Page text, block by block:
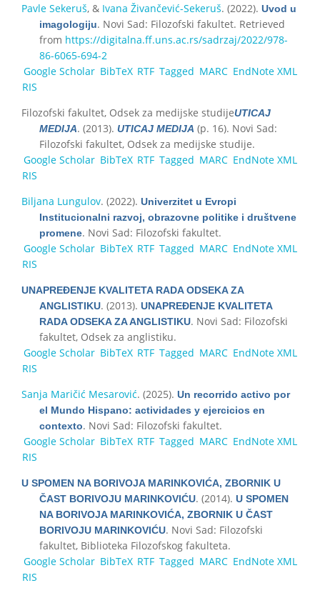
Pavle Sekeruš, & Ivana Živančević-Sekeruš. (2022). Uvod u
imagologiju. Novi Sad: Filozofski fakultet. Retrieved
from https://digitalna.ff.uns.ac.rs/sadrzaj/2022/978-
86-6065-694-2
Google Scholar BibTeX RTF Tagged MARC EndNote XML
RIS
Filozofski fakultet, Odsek za medijske studijeUTICAJ
MEDIJA. (2013). UTICAJ MEDIJA (p. 16). Novi Sad:
Filozofski fakultet, Odsek za medijske studije.
Google Scholar BibTeX RTF Tagged MARC EndNote XML
RIS
Biljana Lungulov. (2022). Univerzitet u Evropi
Institucionalni razvoj, obrazovnе politikе i društvene
promene. Novi Sad: Filozofski fakultet.
Google Scholar BibTeX RTF Tagged MARC EndNote XML
RIS
UNAPREĐENJE KVALITETA RADA ODSEKA ZA
ANGLISTIKU. (2013). UNAPREĐENJE KVALITETA
RADA ODSEKA ZA ANGLISTIKU. Novi Sad: Filozofski
fakultet, Odsek za anglistiku.
Google Scholar BibTeX RTF Tagged MARC EndNote XML
RIS
Sanja Maričić Mesarović. (2025). Un recorrido activo por
el Mundo Hispano: actividades y ejercicios en
contexto. Novi Sad: Filozofski fakultet.
Google Scholar BibTeX RTF Tagged MARC EndNote XML
RIS
U SPOMEN NA BORIVOJA MARINKOVIĆA, ZBORNIK U
ČAST BORIVOJU MARINKOVIĆU. (2014). U SPOMEN
NA BORIVOJA MARINKOVIĆA, ZBORNIK U ČAST
BORIVOJU MARINKOVIĆU. Novi Sad: Filozofski
fakultet, Biblioteka Filozofskog fakulteta.
Google Scholar BibTeX RTF Tagged MARC EndNote XML
RIS